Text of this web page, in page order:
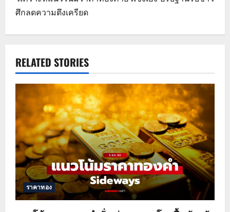
n
a
v
i
g
a
t
i
o
ศึกลดความตึงเครียด
RELATED STORIES
ราคาทอง